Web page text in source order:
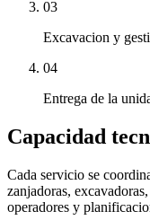
03
Excavacion y
04
Entrega de la
Capacidad
Cada servicio se
zanjadoras,
operadores y